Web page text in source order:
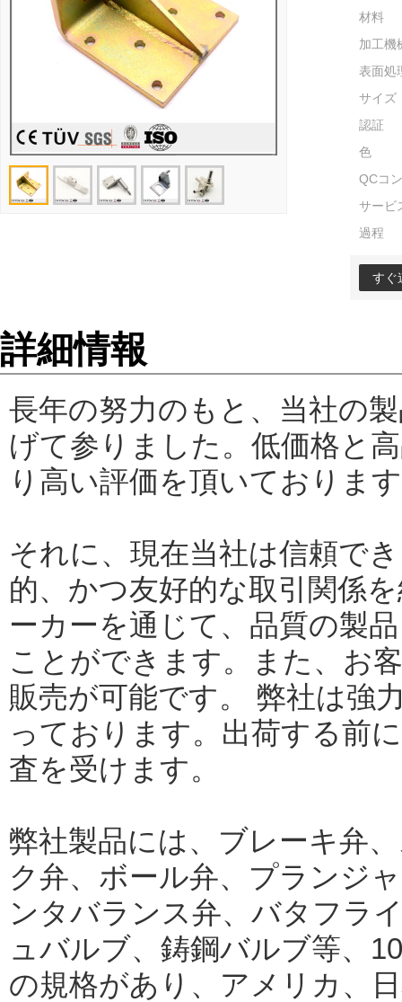
材料
加工機
表面処
サイズ
認証
色
QCコ
サービ
過程
すぐ
詳細情報
長年の努力のもと、当社の
げて参りました。低価格と
り高い評価を頂いておりま
それに、現在当社は信頼で
的、かつ友好的な取引関係
ーカーを通じて、品質の製
ことができます。また、お
販売が可能です。 弊社は強
っております。出荷する前
査を受けます。
弊社製品には、ブレーキ弁
ク弁、ボール弁、プランジ
ンタバランス弁、バタフラ
ュバルブ、鋳鋼バルブ等、
の規格があり、アメリカ、